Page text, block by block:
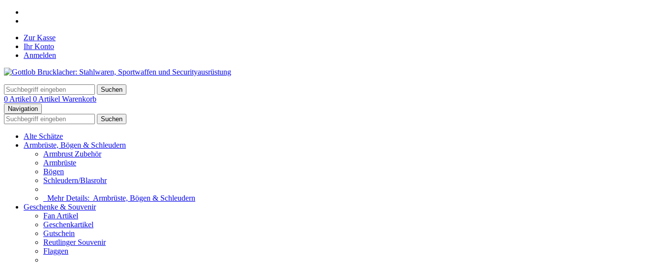
Zur Kasse
Ihr Konto
Anmelden
Suchen
0 Artikel 0 Artikel Warenkorb
Navigation
Suchen
Alte Schätze
Armbrüste, Bögen & Schleudern
Armbrust Zubehör
Armbrüste
Bögen
Schleudern/Blasrohr
Mehr Details: Armbrüste, Bögen & Schleudern
Geschenke & Souvenir
Fan Artikel
Geschenkartikel
Gutschein
Reutlinger Souvenir
Flaggen